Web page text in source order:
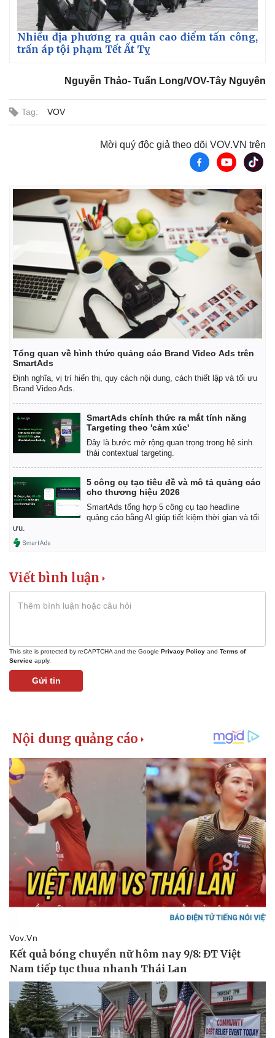
Pháp luật
Tư vấn luật
Nhiều địa phương ra quân cao điểm tấn công,
trấn áp tội phạm Tết Ất Tỵ
Nguyễn Thảo- Tuấn Long/VOV-Tây Nguyên
Tag: VOV
Mời quý độc giả theo dõi VOV.VN trên
Tổng quan về hình thức quảng cáo Brand Video Ads trên
SmartAds
Định nghĩa, vị trí hiển thị, quy cách nội dung, cách thiết lập và tối ưu
Brand Video Ads.
SmartAds chính thức ra mắt tính năng
Targeting theo 'cảm xúc'
Đây là bước mở rộng quan trọng trong hệ sinh
thái contextual targeting.
5 công cụ tạo tiêu đề và mô tả quảng cáo
cho thương hiệu 2026
SmartAds tổng hợp 5 công cụ tạo headline
quảng cáo bằng AI giúp tiết kiệm thời gian và tối
ưu.
Viết bình luận
This site is protected by reCAPTCHA and the Google Privacy Policy and Terms of
Service apply.
Gửi tin